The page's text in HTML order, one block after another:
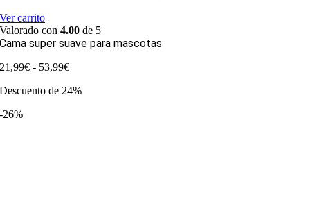
Ver carrito
Valorado con4.00 de 5
Cama super suave para mascotas
21,99€ - 53,99€Rango
precios:
Descuento de 24%
-26%